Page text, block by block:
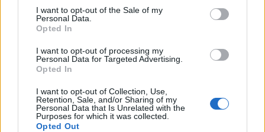
consent section.
I want to opt-out of the Sale of my
Personal Data.
Opted In
I want to opt-out of processing my
Personal Data for Targeted Advertising.
Opted In
I want to opt-out of Collection, Use,
Retention, Sale, and/or Sharing of my
Personal Data that Is Unrelated with the
Purposes for which it was collected.
Opted Out
vászon, és akár vízen vagy homokon is felállítható, miközben
pehelykönnyű és ellenáll a viharos szélnek is. A szabadtéri
„Koncertfilmekkel és kulturális filmfesztiválokkal is
készülünk. Az előadások heti négy este lesznek szerdától
szombatig. Nyár elején kilenckor kezdünk, ami a napok